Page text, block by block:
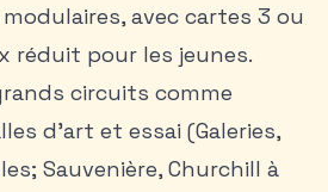
avec cartes 3 ou
réduit pour les jeunes.
circuits comme
d’art et essai (Galeries,
Sauvenière, Churchill à